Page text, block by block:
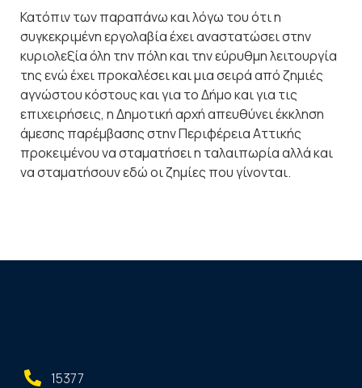
Κατόπιν των παραπάνω και λόγω του ότι η
συγκεκριμένη εργολαβία έχει αναστατώσει στην
κυριολεξία όλη την πόλη και την εύρυθμη λειτουργία
της ενώ έχει προκαλέσει και μια σειρά από ζημιές
αγνώστου κόστους και για το Δήμο και για τις
επιχειρήσεις, η Δημοτική αρχή απευθύνει έκκληση
άμεσης παρέμβασης στην Περιφέρεια Αττικής
προκειμένου να σταματήσει η ταλαιπωρία αλλά και
να σταματήσουν εδώ οι ζημίες που γίνονται.
15377